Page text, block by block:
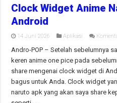
Clock Widget Anime
Android
14 Juni 2026 Aplikasi
Andro-POP – Setelah sebelumnya
keren anime one pice pada
share mengenai clock widget di
bagus untuk Anda. Clock widget
naruto apk yang akan saya share